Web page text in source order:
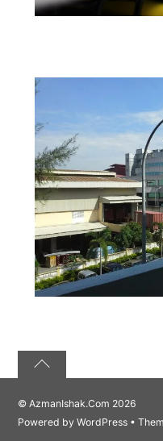
©AzmanIshak.Com 2026
Powered byWordPress •